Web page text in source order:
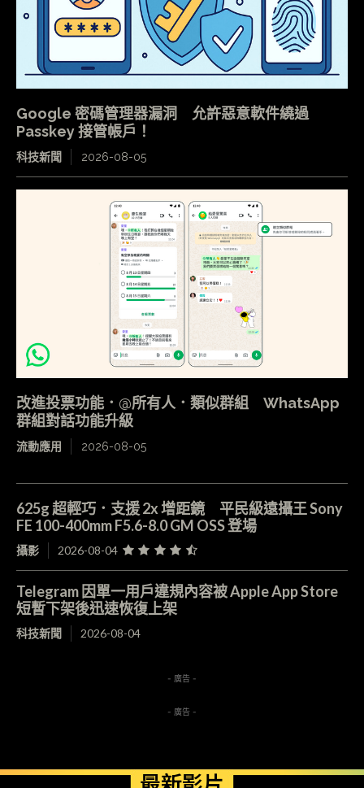
Google 密碼管理器漏洞 允許惡意軟件繞過
Passkey 接管帳戶！
科技新聞 2026-08-05
改進投票功能．@所有人．類似群組 WhatsApp
群組對話功能升級
流動應用 2026-08-05
625g 超輕巧．支援 2x 增距鏡 平民級遠攝王 Sony
FE 100-400mm F5.6-8.0 GM OSS 登場
攝影 2026-08-04
Telegram 因單一用戶違規內容被 Apple App Store
短暫下架後迅速恢復上架
科技新聞 2026-08-04
- 廣告 -
- 廣告 -